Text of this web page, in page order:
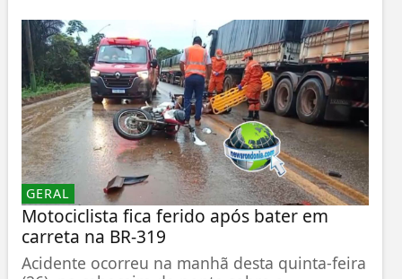
GERAL
Motociclista fica ferido após bater em
carreta na BR-319
Acidente ocorreu na manhã desta quinta-feira